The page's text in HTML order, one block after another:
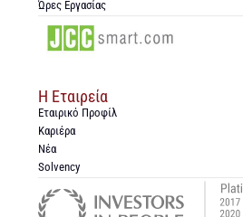
Ώρες Εργασίας
Η Εταιρεία
Εταιρικό Προφίλ
Καριέρα
Νέα
Solvency